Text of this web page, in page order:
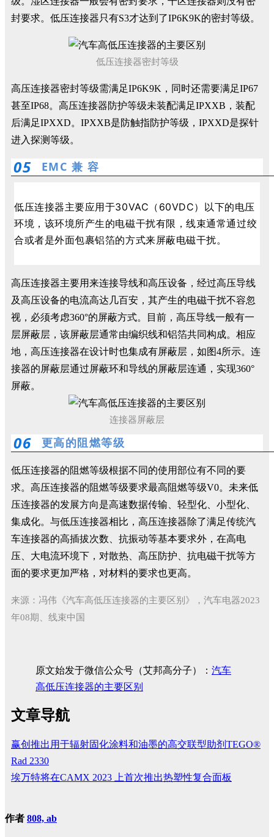
封要求。低压连接器只有S3才达到了IP6K9K的密封等级。
低压连接器密封等级
高压连接器密封等级需满足IP6K9K，同时还需要满足IP67
甚至IP68。高压连接器防护等级未装配满足IPXXB，装配
后满足IPXXD。IPXXB是防触指防护等级，IPXXD是探针
进入探测等级。
05 EMC 兼 容
低压连接器主要应用于30VAC（60VDC）以下的电压
环境，该环境所产生的电磁干扰有限，线束通常通过绞
合或者是外面包裹铝箔的方式来屏蔽电磁干扰。
高压连接器主要用来连接导线和高压设备，经过高压导线
及高压设备的电流高达几百安，其产生的电磁干扰不容忽
视，必须考虑360°的屏蔽方式。目前，高压导线一般有一
层屏蔽层，该屏蔽层通常由编织线和铝箔共同构成。相应
地，高压连接器在设计时也集成有屏蔽层，如图4所示。连
接器的屏蔽层通过屏蔽环和导线的屏蔽层连通，实现360°
屏蔽。
连接器屏蔽层
06 更高的阻燃等级
低压连接器的阻燃等级根据不同的使用部位有不同的要
求。高压连接器的阻燃等级要求最高阻燃等级V0。未来低
压连接器的发展方向是高速数据传输、轻型化、小型化、
集成化。与低压连接器相比，高压连接器除了满足传统汽
车连接器的高插拔次数、抗振动等基本要求外，在高电
压、大电流环境下，对散热、高压防护、抗电磁干扰等方
面的要求更加严格，对材料的要求也更高。
来源：冯伟《汽车高低压连接器的主要区别》，汽车电器2023
年08期、线束中国
原文始发于微信公众号（艾邦高分子）： 汽车
高低压连接器的主要区别
文章导航
赢创推出用于辐射固化涂料和油墨的高交联型助剂TEGO®
Rad 2330
埃万特将在CAMX 2023 上首次推出热塑性复合面板
作者 808, ab